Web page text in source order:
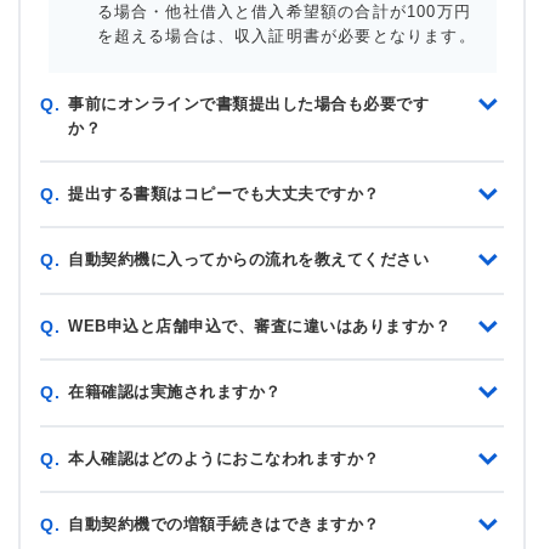
る場合・他社借入と借入希望額の合計が100万円
を超える場合は、収入証明書が必要となります。
Q. 事前にオンラインで書類提出した場合も必要です
か？
Q. 提出する書類はコピーでも大丈夫ですか？
Q. 自動契約機に入ってからの流れを教えてください
Q. WEB申込と店舗申込で、審査に違いはありますか？
Q. 在籍確認は実施されますか？
Q. 本人確認はどのようにおこなわれますか？
Q. 自動契約機での増額手続きはできますか？